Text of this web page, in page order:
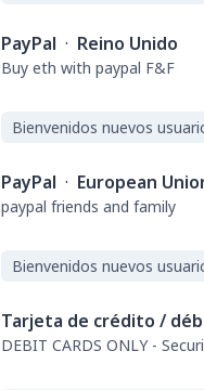
PayPal · Reino Unido
Buy eth with paypal F&F
Bienvenidos nuevos
PayPal · European
paypal friends and family
Bienvenidos nuevos
Tarjeta de crédito /
DEBIT CARDS ONLY -